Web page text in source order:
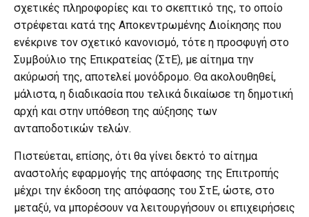
σχετικές πληροφορίες και το σκεπτικό της, το οποίο
στρέφεται κατά της Αποκεντρωμένης Διοίκησης που
ενέκρινε τον σχετικό κανονισμό, τότε η προσφυγή στο
Συμβούλιο της Επικρατείας (ΣτΕ), με αίτημα την
ακύρωσή της, αποτελεί μονόδρομο. Θα ακολουθηθεί,
μάλιστα, η διαδικασία που τελικά δικαίωσε τη δημοτική
αρχή και στην υπόθεση της αύξησης των
ανταποδοτικών τελών.
Πιστεύεται, επίσης, ότι θα γίνει δεκτό το αίτημα
αναστολής εφαρμογής της απόφασης της Επιτροπής
μέχρι την έκδοση της απόφασης του ΣτΕ, ώστε, στο
μεταξύ, να μπορέσουν να λειτουργήσουν οι επιχειρήσεις